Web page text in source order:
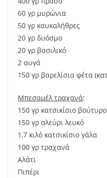
60 γρ μυρώνια
50 γρ καυκαλήθρες
20 γρ δυόσμο
20 γρ βασιλικό
2 αυγά
150 γρ βαρελίσια φέτα
Μπεσαμέλ τραχανά:
150 γρ κατσικίσιο βούτυρο
150 γρ αλεύρι λευκό
1,7 κιλό κατσικίσιο γάλα
100 γρ τραχανά
Αλάτι
Πιπέρι